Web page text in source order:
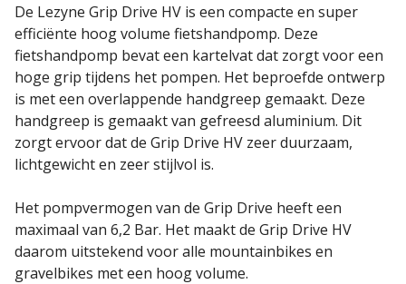
De Lezyne Grip Drive HV is een compacte en super
efficiënte hoog volume fietshandpomp. Deze
fietshandpomp bevat een kartelvat dat zorgt voor een
hoge grip tijdens het pompen. Het beproefde ontwerp
is met een overlappende handgreep gemaakt. Deze
handgreep is gemaakt van gefreesd aluminium. Dit
zorgt ervoor dat de Grip Drive HV zeer duurzaam,
lichtgewicht en zeer stijlvol is.
Het pompvermogen van de Grip Drive heeft een
maximaal van 6,2 Bar. Het maakt de Grip Drive HV
daarom uitstekend voor alle mountainbikes en
gravelbikes met een hoog volume.